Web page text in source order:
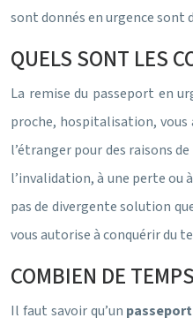
sont donnés en urgence sont
QUELS SONT LES
La remise du passeport en
proche, hospitalisation, vous
l’étranger pour des raisons
l’invalidation, à une perte ou
pas de divergente solution
vous autorise à conquérir du
COMBIEN DE
Il faut savoir qu’un